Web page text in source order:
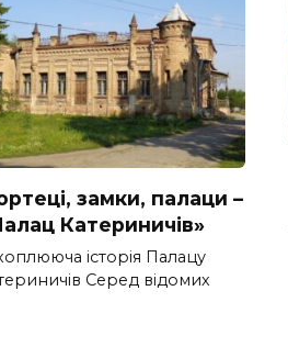
замки, палаци –
Катериничів»
історія Палацу
Серед відомих